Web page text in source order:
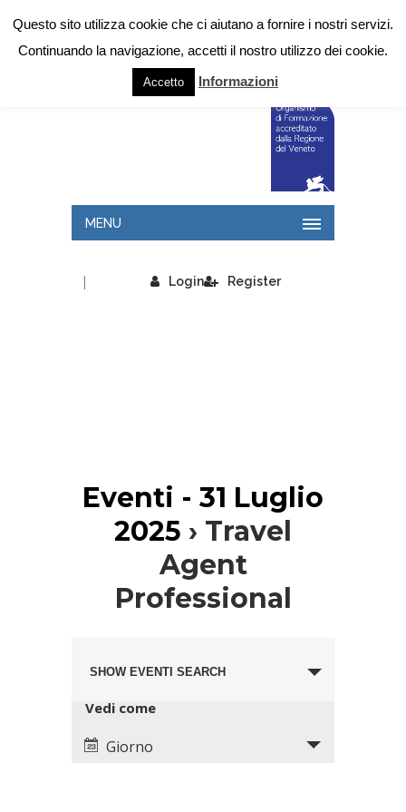
MENU
Login
| Register
Eventi - 31 Luglio
2025 › Travel
Agent
Professional
and
Views
SHOW EVENTI SEARCH
Views
Vedi come
Giorno
Questo sito utilizza cookie che ci aiutano a fornire i nostri servizi.
Continuando la navigazione, accetti il nostro utilizzo dei cookie.
Accetto Informazioni